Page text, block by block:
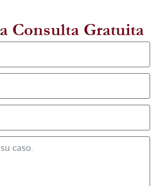
Consulta Gratuita